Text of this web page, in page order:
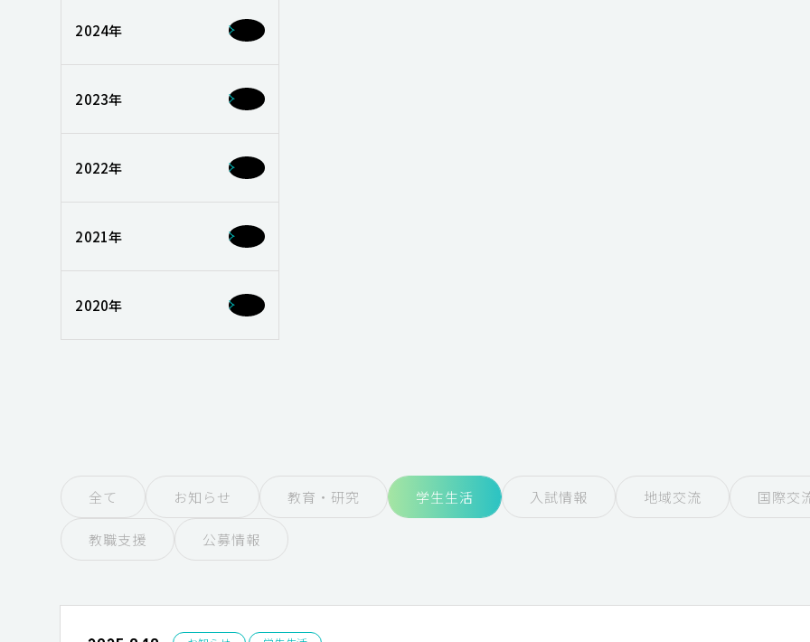
2024年
2023年
2022年
2021年
2020年
全て お知らせ 教育・研究 学生生活 入試情報 地域交流 国際交
教職支援 公募情報